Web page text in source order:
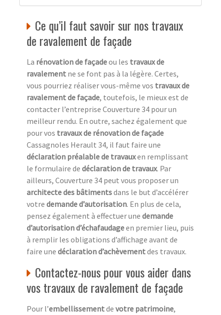
Ce qu’il faut savoir sur nos travaux
de ravalement de façade
La rénovation de façadeou les travaux de
ravalement ne se font pas à la légère. Certes,
vous pourriez réaliser vous-même vos travaux de
ravalement de façade, toutefois, le mieux est de
contacter l’entreprise Couverture 34 pour un
meilleur rendu. En outre, sachez également que
pour vos travaux de rénovation de façade
Cassagnoles Herault 34, il faut faire une
déclaration préalable de travauxen remplissant
le formulaire de déclaration de travaux. Par
ailleurs, Couverture 34 peut vous proposer un
architecte des bâtimentsdans le but d’accélérer
votre demande d’autorisation. En plus de cela,
pensez également à effectuer une demande
d’autorisation d’échafaudageen premier lieu, puis
à remplir les obligations d’affichage avant de
faire une déclaration d’achèvementdes travaux.
Contactez-nous pour vous aider dans
vos travaux de ravalement de façade
Pour l’embellissementde votre patrimoine,